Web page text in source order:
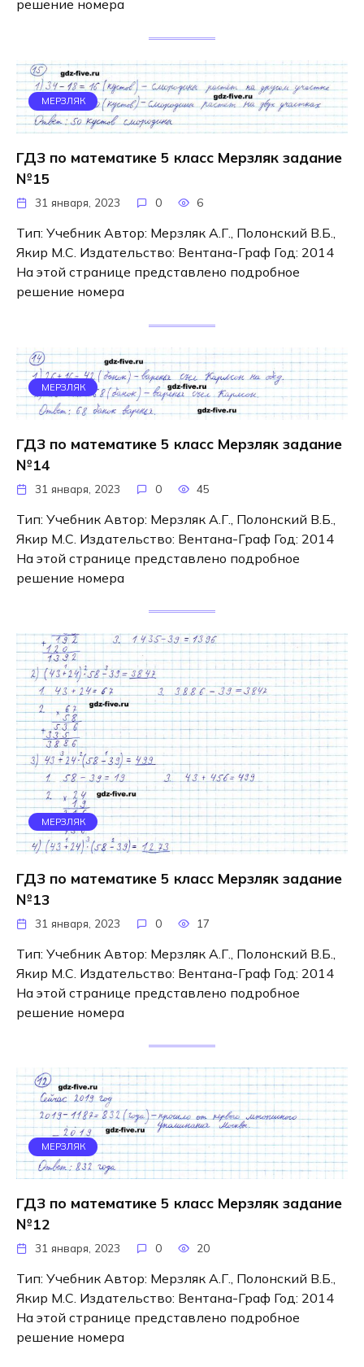
решение номера
МЕРЗЛЯК
ГДЗ по математике 5 класс Мерзляк задание
№15
31 января, 2023 0 6
Тип: Учебник Автор: Мерзляк А.Г., Полонский В.Б.,
Якир М.С. Издательство: Вентана-Граф Год: 2014
На этой странице представлено подробное
решение номера
МЕРЗЛЯК
ГДЗ по математике 5 класс Мерзляк задание
№14
31 января, 2023 0 45
Тип: Учебник Автор: Мерзляк А.Г., Полонский В.Б.,
Якир М.С. Издательство: Вентана-Граф Год: 2014
На этой странице представлено подробное
решение номера
МЕРЗЛЯК
ГДЗ по математике 5 класс Мерзляк задание
№13
31 января, 2023 0 17
Тип: Учебник Автор: Мерзляк А.Г., Полонский В.Б.,
Якир М.С. Издательство: Вентана-Граф Год: 2014
На этой странице представлено подробное
решение номера
МЕРЗЛЯК
ГДЗ по математике 5 класс Мерзляк задание
№12
31 января, 2023 0 20
Тип: Учебник Автор: Мерзляк А.Г., Полонский В.Б.,
Якир М.С. Издательство: Вентана-Граф Год: 2014
На этой странице представлено подробное
решение номера